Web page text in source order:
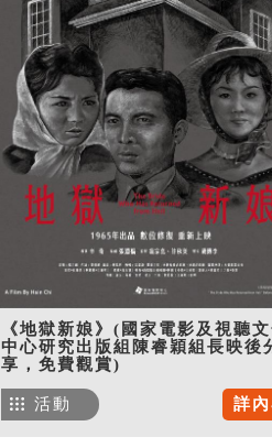
《地獄新娘》(國家電影及視聽
中心研究出版組陳睿穎組長映後
享，免費觀賞)
詳
活動